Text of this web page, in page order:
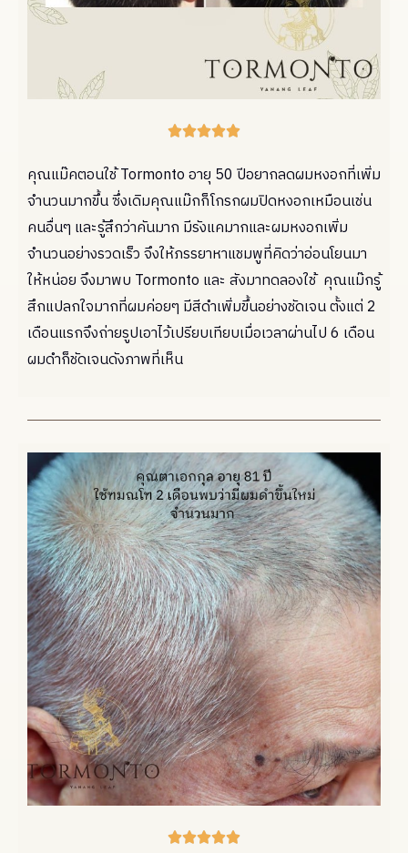

คุณแม๊คตอนใช้ Tormonto อายุ 50 ปีอยากลดผมหงอกที่เพิ่ม
จำนวนมากขึ้น ซึ่งเดิมคุณแม๊กก็โกรกผมปิดหงอกเหมือนเช่น
คนอื่นๆ และรู้สึกว่าคันมาก มีรังแคมากและผมหงอกเพิ่ม
จำนวนอย่างรวดเร็ว จึงให้ภรรยาหาแชมพูที่คิดว่าอ่อนโยนมา
ให้หน่อย จึงมาพบ Tormonto และ สังมาทดลองใช้ คุณแม๊กรู้
สึกแปลกใจมากที่ผมค่อยๆ มีสีดำเพิ่มขึ้นอย่างชัดเจน ตั้งแต่ 2
เดือนแรกจึงถ่ายรูปเอาไว้เปรียบเทียบเมื่อเวลาผ่านไป 6 เดือน
ผมดำก็ชัดเจนดังภาพที่เห็น
